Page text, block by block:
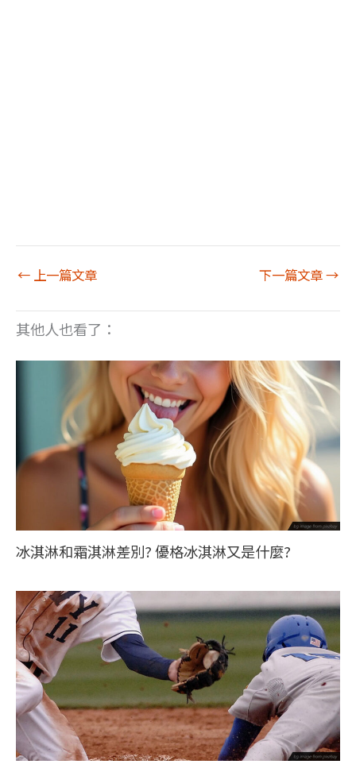
← 上一篇文章 下一篇文章→
其他人也看了：
冰淇淋和霜淇淋差別? 優格冰淇淋又是什麼?